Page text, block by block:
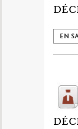
EN